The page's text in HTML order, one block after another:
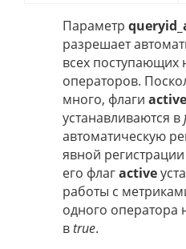
Параметр
разрешает
всех поступающих
операторов.
много, флаги active
устанавливаются в
автоматическую
явной
его флагactive
работы с
одного оператора
вtrue.